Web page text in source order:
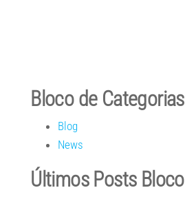
Bloco de Categorias
Blog
News
Últimos Posts Bloco